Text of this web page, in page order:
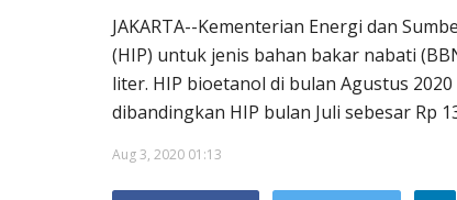
JAKARTA--Kementerian Energi dan
(HIP) untuk jenis bahan bakar nabati
liter. HIP bioetanol di bulan Agustus
dibandingkan HIP bulan Juli sebesar Rp
Aug 3, 2020 01:13